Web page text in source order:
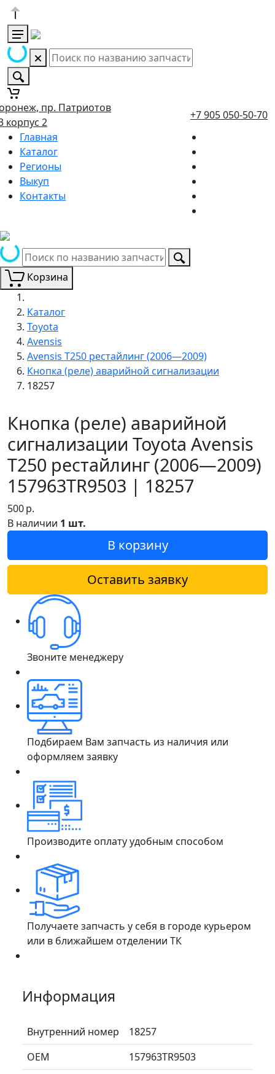
пр. Патриотов
корпус 2
+7 905 050-50-70
Главная
Каталог
Регионы
Выкуп
Контакты
Корзина
Каталог
Toyota
Avensis
Avensis T250 рестайлинг (2006—2009)
Кнопка (реле) аварийной сигнализации
18257
Кнопка (реле) аварийной
сигнализации Toyota Avensis
T250 рестайлинг (2006—2009)
157963TR9503 | 18257
500р.
В наличии 1 шт.
В корзину
Оставить заявку
Звоните менеджеру
Подбираем Вам запчасть из наличия или
оформляем заявку
Производите оплату удобным способом
Получаете запчасть у себя в городе курьером
или в ближайшем отделении ТК
Информация
Внутренний номер
18257
ОЕМ
157963TR9503